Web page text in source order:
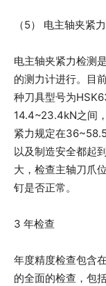
（5） 电主轴夹紧力
电主轴夹紧力检测
的测力计进行。目
种刀具型号为
14.4~23.4kN之间
紧力规定在
以及制造安全都起
大，检查主轴刀爪
钉是否正常。
3 年检查
年度精度检查包含
的全面的检查，包